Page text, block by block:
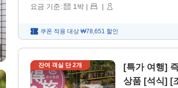
요금 기준: 1 박 | |
쿠폰 적용 대상 ₩78,651 할인
잔여 객실 단2개
[특가 여행] 즉흥적
상품 [석식]